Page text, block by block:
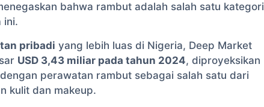
bahwa rambut adalah salah satu kategori
ini.
pribadi yang lebih luas di Nigeria, Deep Market
USD 3,43 miliar pada tahun 2024, diproyeksikan
perawatan rambut sebagai salah satu dari
kulit dan makeup.